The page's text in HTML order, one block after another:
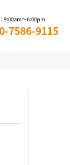
9:00am～6:00pm
7586-9115